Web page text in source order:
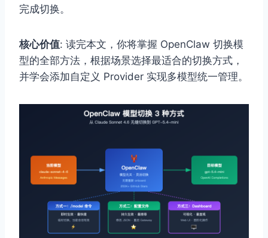
完成切换。
核心价值: 读完本文，你将掌握 OpenClaw 切换模
型的全部方法，根据场景选择最适合的切换方式，
并学会添加自定义 Provider 实现多模型统一管理。